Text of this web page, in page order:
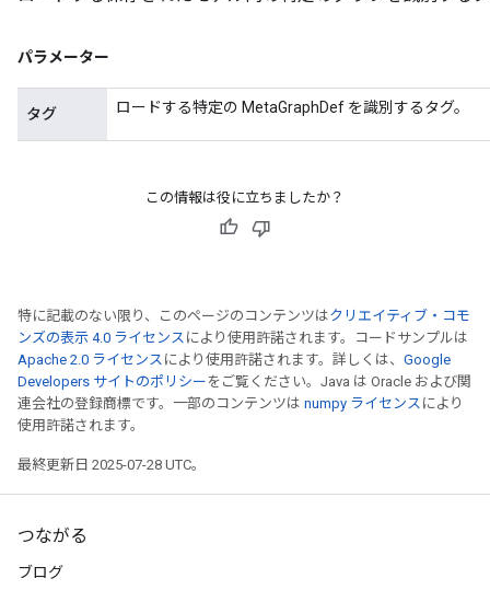
パラメーター
タグ ロードする特定の MetaGraphDef を識別するタグ。
この情報は役に立ちましたか？
特に記載のない限り、このページのコンテンツはクリエイティブ・コモ
ンズの表示 4.0 ライセンス により使用許諾されます。コードサンプルは
Apache 2.0 ライセンス により使用許諾されます。詳しくは、 Google
Developers サイトのポリシー をご覧ください。Java は Oracle および関
連会社の登録商標です。一部のコンテンツは numpy ライセンス により
使用許諾されます。
最終更新日 2025-07-28 UTC。
つながる
ブログ